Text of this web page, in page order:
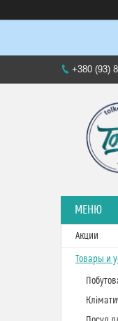
+380 (93)
Акции
Товары и